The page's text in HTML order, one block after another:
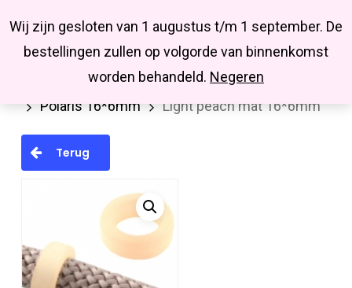
Wij zijn gesloten van 1 augustus t/m 1 september. De
bestellingen zullen op volgorde van binnenkomst
worden behandeld. Negeren
main
Missbluesieraden
searchaccount
Kralen en kralenmixen
Polaris kralen
Polaris 16*6mm
Light peach mat 16*6mm
Terug
Close